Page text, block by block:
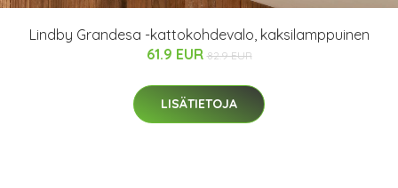
Lindby Grandesa -kattokohdevalo, kaksilamppuinen
61.9 EUR 82.9 EUR
LISÄTIETOJA